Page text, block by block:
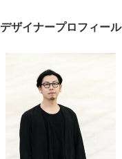
デザイナープロフィール